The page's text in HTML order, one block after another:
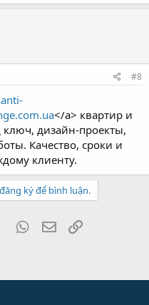
#8
</a> квартир и
дизайн-проекты,
Качество, сроки и
клиенту.
ký để bình luận.
Tumblr WhatsApp
Email